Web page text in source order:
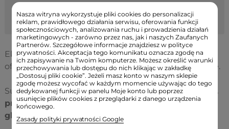
wytłoki jabłkowe
50 mg
Ekstrakt z korzenia mniszka lekarskiego (Taraxacum
officinale); żelatyna; mikronizowane wytłoki jabłkowe.
Suplement nie zawiera:substancji wypełniających,
przeciwzbrylaczy, barwników, laktozy, soi i
glutenu.
Nasza witryna wykorzystuje pliki cookies do personalizacji
reklam, prawidłowego działania serwisu, oferowania funkcji
społecznościowych, analizowania ruchu i prowadzienia działań
marketingowych - zarówno przez nas, jak i naszych Zaufanych
Partnerów. Szczegółowe informacje znajdziesz w polityce
prywatności. Akceptacja tego komunikatu oznacza zgodę na
ich zapisywanie na Twoim komputerze. Możesz określić warunki
przechowywania lub dostępu do nich klikając w zakładkę
„Dostosuj pliki cookie”. Jeżeli masz konto w naszym sklepie
zgodę możesz wycofać w każdym momencie używając do tego
dedykowanej funkcji w panelu Moje konto lub poprzez
usunięcie plików cookies z przeglądarki z danego urządzenia
końcowego.
Zasady polityki prywatności Google